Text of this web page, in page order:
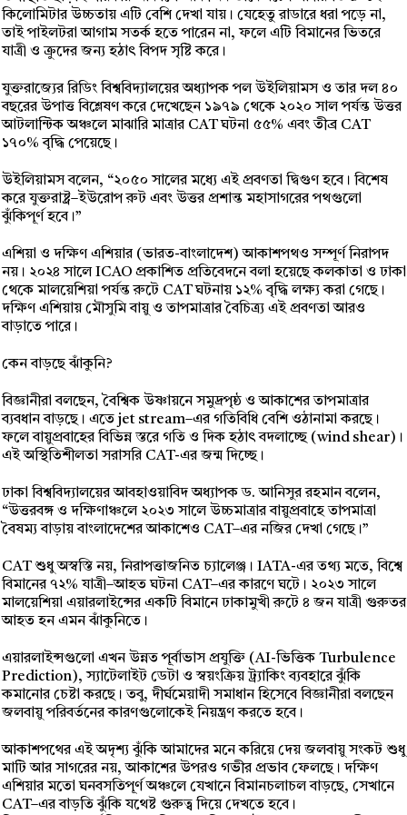
কিলোমিটার উচ্চতায় এটি বেশি দেখা যায়। যেহেতু রাডারে ধরা পড়ে না,
তাই পাইলটরা আগাম সতর্ক হতে পারেন না, ফলে এটি বিমানের ভিতরে
যাত্রী ও ক্রুদের জন্য হঠাৎ বিপদ সৃষ্টি করে।
যুক্তরাজ্যের রিডিং বিশ্ববিদ্যালয়ের অধ্যাপক পল উইলিয়ামস ও তার দল ৪০
বছরের উপাত্ত বিশ্লেষণ করে দেখেছেন ১৯৭৯ থেকে ২০২০ সাল পর্যন্ত উত্তর
আটলান্টিক অঞ্চলে মাঝারি মাত্রার CAT ঘটনা ৫৫% এবং তীব্র CAT
১৭০% বৃদ্ধি পেয়েছে।
উইলিয়ামস বলেন, “২০৫০ সালের মধ্যে এই প্রবণতা দ্বিগুণ হবে। বিশেষ
করে যুক্তরাষ্ট্র–ইউরোপ রুট এবং উত্তর প্রশান্ত মহাসাগরের পথগুলো
ঝুঁকিপূর্ণ হবে।”
এশিয়া ও দক্ষিণ এশিয়ার (ভারত-বাংলাদেশ) আকাশপথও সম্পূর্ণ নিরাপদ
নয়। ২০২৪ সালে ICAO প্রকাশিত প্রতিবেদনে বলা হয়েছে কলকাতা ও ঢাকা
থেকে মালয়েশিয়া পর্যন্ত রুটে CAT ঘটনায় ১২% বৃদ্ধি লক্ষ্য করা গেছে।
দক্ষিণ এশিয়ায় মৌসুমি বায়ু ও তাপমাত্রার বৈচিত্র্য এই প্রবণতা আরও
বাড়াতে পারে।
কেন বাড়ছে ঝাঁকুনি?
বিজ্ঞানীরা বলছেন, বৈশ্বিক উষ্ণায়নে সমুদ্রপৃষ্ঠ ও আকাশের তাপমাত্রার
ব্যবধান বাড়ছে। এতে jet stream–এর গতিবিধি বেশি ওঠানামা করছে।
ফলে বায়ুপ্রবাহের বিভিন্ন স্তরে গতি ও দিক হঠাৎ বদলাচ্ছে (wind shear)।
এই অস্থিতিশীলতা সরাসরি CAT-এর জন্ম দিচ্ছে।
ঢাকা বিশ্ববিদ্যালয়ের আবহাওয়াবিদ অধ্যাপক ড. আনিসুর রহমান বলেন,
“উত্তরবঙ্গ ও দক্ষিণাঞ্চলে ২০২৩ সালে উচ্চমাত্রার বায়ুপ্রবাহে তাপমাত্রা
বৈষম্য বাড়ায় বাংলাদেশের আকাশেও CAT–এর নজির দেখা গেছে।”
CAT শুধু অস্বস্তি নয়, নিরাপত্তাজনিত চ্যালেঞ্জ। IATA-এর তথ্য মতে, বিশ্বে
বিমানের ৭২% যাত্রী–আহত ঘটনা CAT–এর কারণে ঘটে। ২০২৩ সালে
মালয়েশিয়া এয়ারলাইন্সের একটি বিমানে ঢাকামুখী রুটে ৪ জন যাত্রী গুরুতর
আহত হন এমন ঝাঁকুনিতে।
এয়ারলাইন্সগুলো এখন উন্নত পূর্বাভাস প্রযুক্তি (AI-ভিত্তিক Turbulence
Prediction), স্যাটেলাইট ডেটা ও স্বয়ংক্রিয় ট্র্যাকিং ব্যবহারে ঝুঁকি
কমানোর চেষ্টা করছে। তবু, দীর্ঘমেয়াদী সমাধান হিসেবে বিজ্ঞানীরা বলছেন
জলবায়ু পরিবর্তনের কারণগুলোকেই নিয়ন্ত্রণ করতে হবে।
আকাশপথের এই অদৃশ্য ঝুঁকি আমাদের মনে করিয়ে দেয় জলবায়ু সংকট শুধু
মাটি আর সাগরের নয়, আকাশের উপরও গভীর প্রভাব ফেলছে। দক্ষিণ
এশিয়ার মতো ঘনবসতিপূর্ণ অঞ্চলে যেখানে বিমানচলাচল বাড়ছে, সেখানে
CAT–এর বাড়তি ঝুঁকি যথেষ্ট গুরুত্ব দিয়ে দেখতে হবে।